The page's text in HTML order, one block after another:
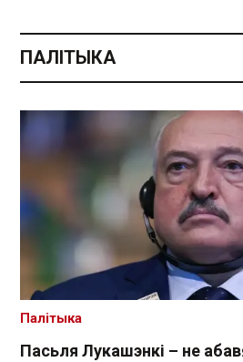
ПАЛІТЫКА
Пасьля Лукашэнкі – не
Палітыка